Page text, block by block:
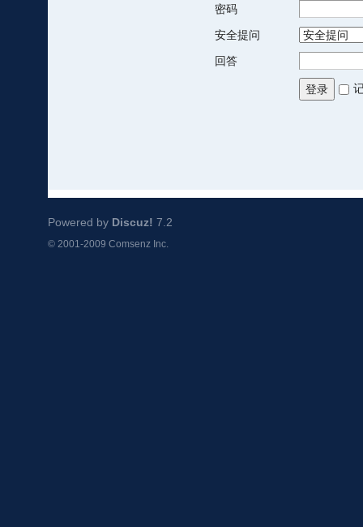
密码
安全提问
回答
登录
Powered by Discuz! 7.2
© 2001-2009 Comsenz Inc.